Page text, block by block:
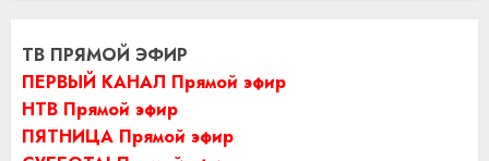
ТВ ПРЯМОЙ ЭФИР
ПЕРВЫЙ КАНАЛ Прямой эфир
НТВ Прямой эфир
ПЯТНИЦА Прямой эфир